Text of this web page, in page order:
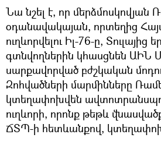
Նա նշել է, որ մերձմոսկովյան
օդանավակայան, որտեղից
ուղևորվելու Իլ-76-ը, Տուլայից
գտնվողներին կհասցնեն ԱԻՆ
սարքավորված բժշկական
Զոհվածների մարմինները
կտեղափոխվեն
ուղևորի, որոնք թեթև
ՃՏՊ-ի հետևանքով,